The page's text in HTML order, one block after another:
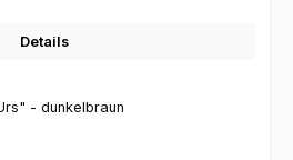
Details